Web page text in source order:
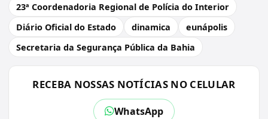
23ª Coordenadoria Regional de Polícia do Interior
Diário Oficial do Estado
dinamica
eunápolis
Secretaria da Segurança Pública da Bahia
RECEBA NOSSAS NOTÍCIAS NO CELULAR
WhatsApp